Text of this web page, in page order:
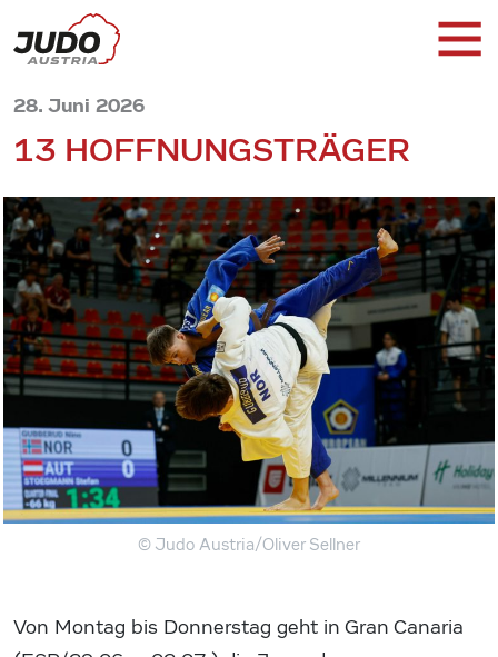
28. Juni 2026
13 HOFFNUNGSTRÄGER
© Judo Austria/Oliver Sellner
Von Montag bis Donnerstag geht in Gran Canaria